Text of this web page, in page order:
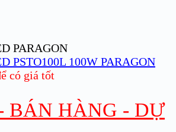
PARAGON
PSTO100L 100W PARAGON
có giá tốt
BÁN HÀNG - DỰ